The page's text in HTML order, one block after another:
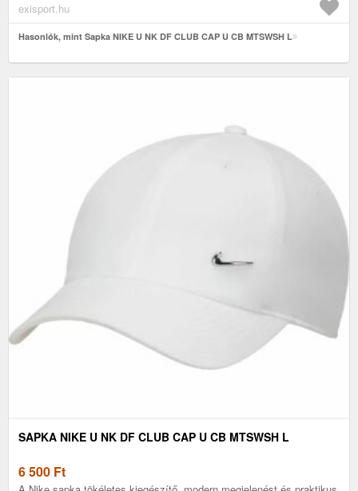
exisport.hu
Hasonlók, mint Sapka NIKE U NK DF CLUB CAP U CB MTSWSH L
SAPKA NIKE U NK DF CLUB CAP U CB MTSWSH L
6 500 Ft